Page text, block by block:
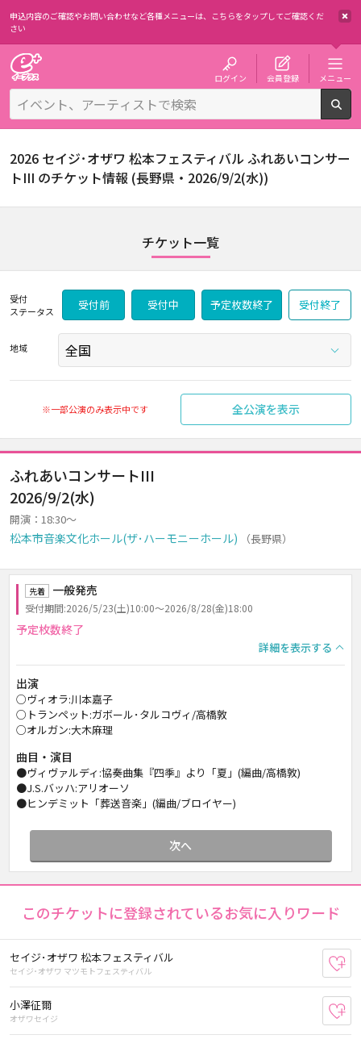
申込内容のご確認やお問い合わせなど各種メニューは、 こちらをタップしてご確認くだ
さい
ログイン 会員登録 メニュー
2026 セイジ･オザワ 松本フェスティバル ふれあいコンサー
トIII のチケット情報 (長野県・2026/9/2(水))
チケット一覧
受付
ステータス
受付前 受付中 予定枚数終了 受付終了
地域
※一部公演のみ表示中です 全公演を表示
ふれあいコンサートIII
2026/9/2(水)
開演：18:30～
松本市音楽文化ホール(ザ･ハーモニーホール) （長野県）
先着 一般発売
受付期間:2026/5/23(土)10:00～2026/8/28(金)18:00
予定枚数終了
詳細を表示する
出演
○ヴィオラ:川本嘉子
○トランペット:ガボール･タルコヴィ/高橋敦
○オルガン:大木麻理
曲目・演目
●ヴィヴァルディ:協奏曲集『四季』より「夏」(編曲/高橋敦)
●J.S.バッハ:アリオーソ
●ヒンデミット「葬送音楽」(編曲/ブロイヤー)
次へ
このチケットに登録されているお気に入りワード
セイジ･オザワ 松本フェスティバル
セイジ･オザワ マツモトフェスティバル
小澤征爾
オザワセイジ